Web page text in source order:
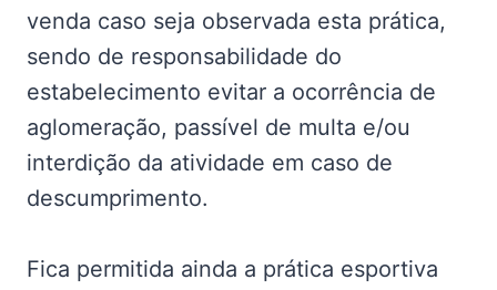
venda caso seja observada esta prática,
sendo de responsabilidade do
estabelecimento evitar a ocorrência de
aglomeração, passível de multa e/ou
interdição da atividade em caso de
descumprimento.
Fica permitida ainda a prática esportiva